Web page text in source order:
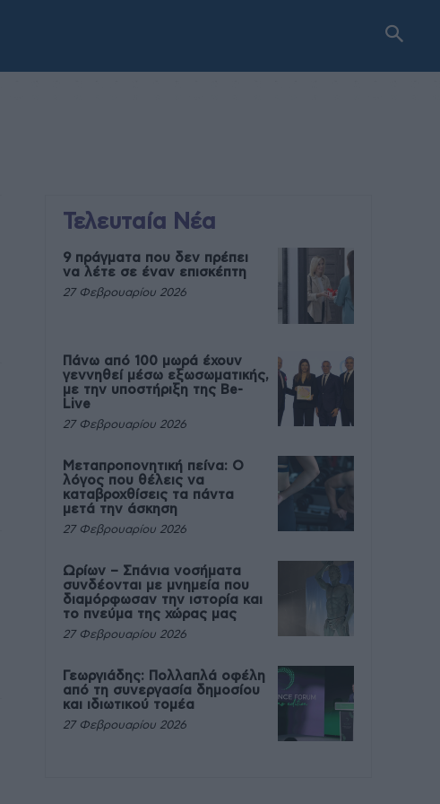
Τελευταία Νέα
9 πράγματα που δεν πρέπει
να λέτε σε έναν επισκέπτη
27 Φεβρουαρίου 2026
Πάνω από 100 μωρά έχουν
γεννηθεί μέσω εξωσωματικής,
με την υποστήριξη της Be-
Live
27 Φεβρουαρίου 2026
Μεταπροπονητική πείνα: Ο
λόγος που θέλεις να
καταβροχθίσεις τα πάντα
μετά την άσκηση
27 Φεβρουαρίου 2026
Ωρίων – Σπάνια νοσήματα
συνδέονται με μνημεία που
διαμόρφωσαν την ιστορία και
το πνεύμα της χώρας μας
27 Φεβρουαρίου 2026
Γεωργιάδης: Πολλαπλά οφέλη
από τη συνεργασία δημοσίου
και ιδιωτικού τομέα
27 Φεβρουαρίου 2026